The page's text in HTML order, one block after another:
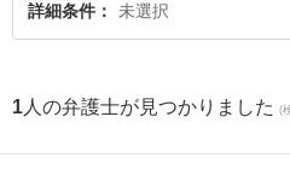
詳細条件 未選択
1 人の弁護士が見つかりました (